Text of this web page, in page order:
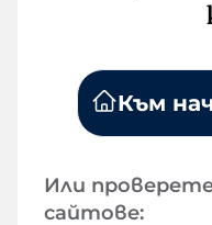
Към
Или
сайтове: